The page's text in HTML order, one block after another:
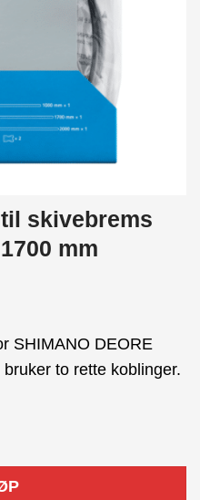
skivebrems
mm
SHIMANO DEORE
to rette koblinger.
SM-BH90-SS Rett 1700